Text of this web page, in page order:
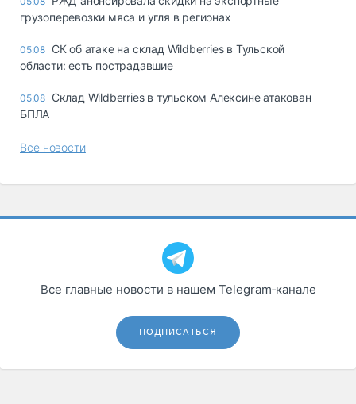
грузоперевозки мяса и угля в регионах
05.08 СК об атаке на склад Wildberries в Тульской
области: есть пострадавшие
05.08 Склад Wildberries в тульском Алексине атакован
БПЛА
Все новости
Все главные новости в нашем Telegram‑канале
ПОДПИСАТЬСЯ